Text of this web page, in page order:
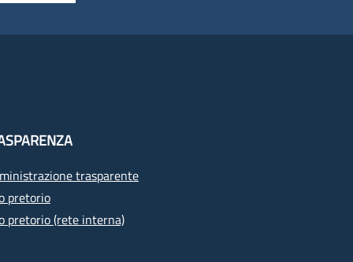
trasparente
pretorio
pretorio (rete interna)